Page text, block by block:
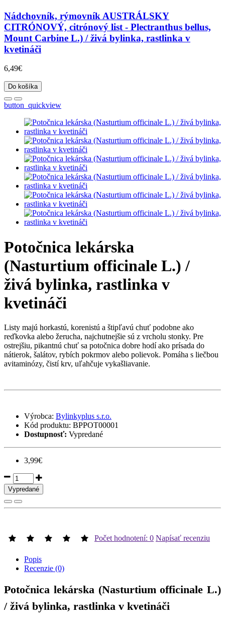
Nádchovník, rýmovník AUSTRÁLSKY
CITRÓNOVÝ, citrónový list - Plectranthus bellus,
Mount Carbine L.) / živá bylinka, rastlinka v
kvetináči
6,49€
Do košíka
button_quickview
Potočnica lekárska
(Nasturtium officinale L.) /
živá bylinka, rastlinka v
kvetináči
Listy majú horkastú, korenistú a štipľavú chuť podobne ako
reďkovka alebo žerucha, najchutnejšie sú z vrcholu stonky. Pre
ostrejšiu, pikantnú chuť sa potočnica dobre hodí ako prísada do
nátierok, šalátov, rybích pokrmov alebo polievok. Pomáha s liečbou
avitaminózy, čistí krv, uľahčuje vykašliavanie.
Výrobca: Bylinkyplus s.r.o.
Kód produktu: BPPOT00001
Dostupnosť: Vypredané
3,99€
Vypredané
Počet hodnotení: 0 Napísať recenziu
Popis
Recenzie (0)
Potočnica lekárska (Nasturtium officinale L.)
/ živá bylinka, rastlinka v kvetináči